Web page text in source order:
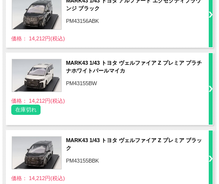
ンジ ブラック
PM43156ABK
価格： 14,212円(税込)
MARK43 1/43 トヨタ ヴェルファイア Z プレミア プラチ
ナホワイトパールマイカ
PM43155BW
価格： 14,212円(税込)
在庫切れ
MARK43 1/43 トヨタ ヴェルファイア Z プレミア ブラッ
ク
PM43155BBK
価格： 14,212円(税込)